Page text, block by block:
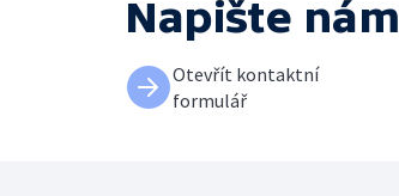
Napište nám
Otevřít kontaktní
formulář